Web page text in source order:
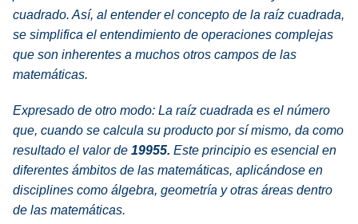
cuadrado. Así, al entender el concepto de la raíz cuadrada,
se simplifica el entendimiento de operaciones complejas
que son inherentes a muchos otros campos de las
matemáticas.
Expresado de otro modo: La raíz cuadrada es el número
que, cuando se calcula su producto por sí mismo, da como
resultado el valor de 19955. Este principio es esencial en
diferentes ámbitos de las matemáticas, aplicándose en
disciplines como álgebra, geometría y otras áreas dentro
de las matemáticas.